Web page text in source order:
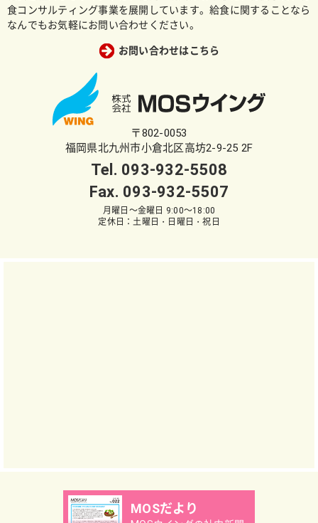
食コンサルティング事業を展開しています。給食に関することなら
なんでもお気軽にお問い合わせください。
お問い合わせはこちら
〒802-0053
福岡県北九州市小倉北区高坊2-9-25 2F
Tel. 093-932-5508
Fax. 093-932-5507
月曜日～金曜日 9:00～18:00
定休日：土曜日・日曜日・祝日
MOSだより